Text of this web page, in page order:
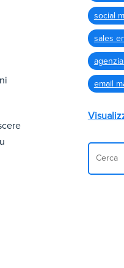
social
sales
email